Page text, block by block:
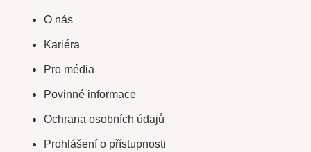
O nás
Kariéra
Pro média
Povinné informace
Ochrana osobních údajů
Prohlášení o přístupnosti